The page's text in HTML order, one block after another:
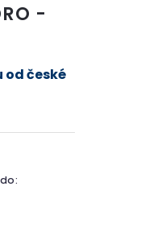
-
od české